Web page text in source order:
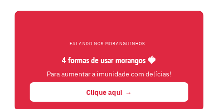
FALANDO NOS MORANGUINHOS…
4 formas de usar morangos 🍓
Para aumentar a imunidade com delícias!
Clique aqui